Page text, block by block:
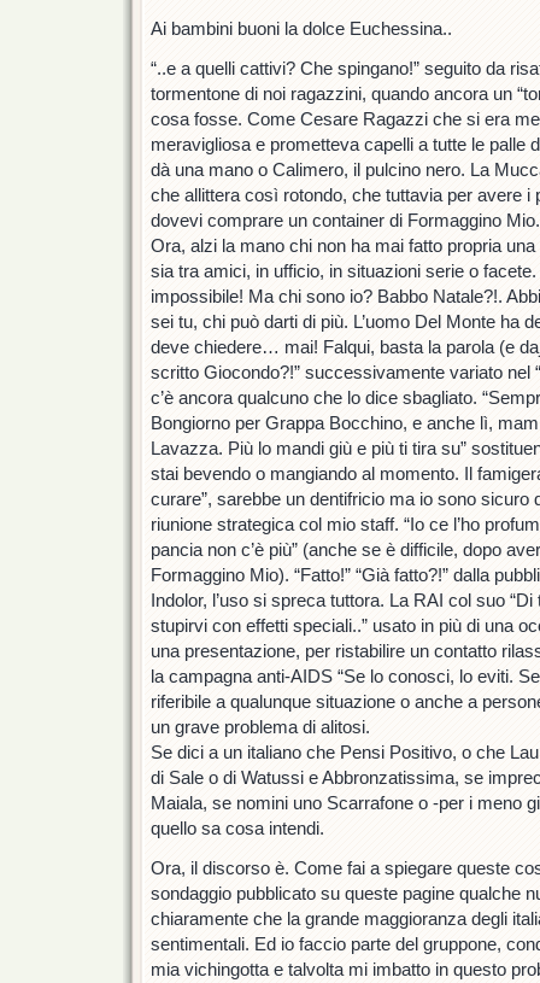
Ai bambini buoni la dolce Euchessina..
“..e a quelli cattivi? Che spingano!” seguito da
tormentone di noi ragazzini, quando ancora un
cosa fosse. Come Cesare Ragazzi che si era
meravigliosa e prometteva capelli a tutte le palle
dà una mano o Calimero, il pulcino nero. La
che allittera così rotondo, che tuttavia per avere i
dovevi comprare un container di Formaggino Mio.
Ora, alzi la mano chi non ha mai fatto propria
sia tra amici, in ufficio, in situazioni serie o
impossibile! Ma chi sono io? Babbo Natale?!.
sei tu, chi può darti di più. L’uomo Del Monte ha
deve chiedere… mai! Falqui, basta la parola (e
scritto Giocondo?!” successivamente variato nel
c’è ancora qualcuno che lo dice sbagliato.
Bongiorno per Grappa Bocchino, e anche lì,
Lavazza. Più lo mandi giù e più ti tira su”
stai bevendo o mangiando al momento. Il
curare”, sarebbe un dentifricio ma io sono sicuro
riunione strategica col mio staff. “Io ce l’ho
pancia non c’è più” (anche se è difficile, dopo
Formaggino Mio). “Fatto!” “Già fatto?!” dalla
Indolor, l’uso si spreca tuttora. La RAI col suo “Di
stupirvi con effetti speciali..” usato in più di una
una presentazione, per ristabilire un contatto
la campagna anti-AIDS “Se lo conosci, lo eviti.
riferibile a qualunque situazione o anche a
un grave problema di alitosi.
Se dici a un italiano che Pensi Positivo, o che
di Sale o di Watussi e Abbronzatissima, se
Maiala, se nomini uno Scarrafone o -per i meno
quello sa cosa intendi.
Ora, il discorso è. Come fai a spiegare queste
sondaggio pubblicato su queste pagine qualche
chiaramente che la grande maggioranza degli
sentimentali. Ed io faccio parte del gruppone,
mia vichingotta e talvolta mi imbatto in questo